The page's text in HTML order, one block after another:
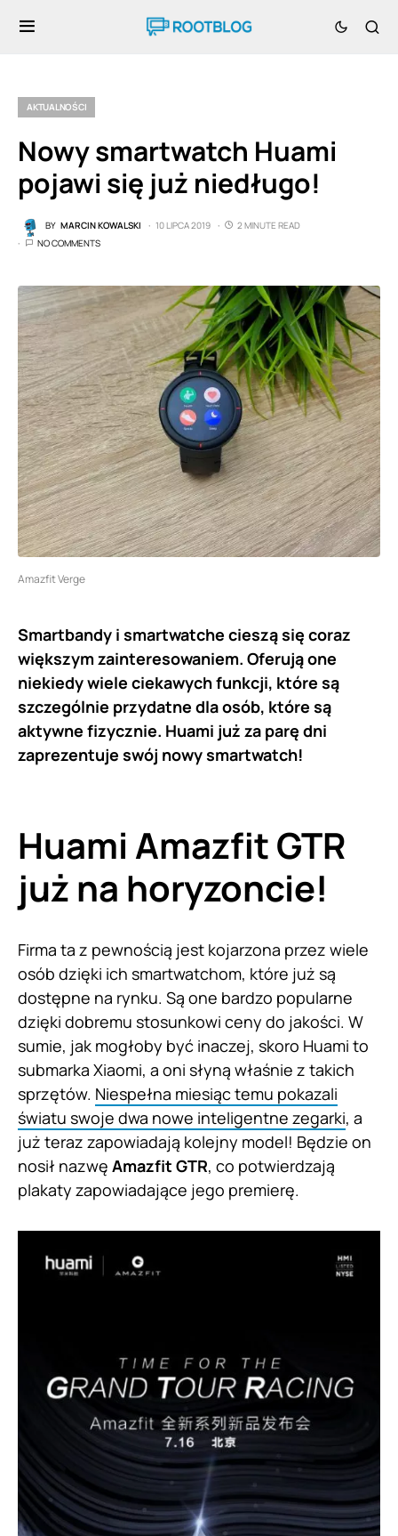
AKTUALNOŚCI
Nowy smartwatch Huami
pojawi się już niedługo!
BY MARCIN KOWALSKI 10 LIPCA 2019
2 MINUTE READ
NO COMMENTS
Amazfit Verge
Smartbandy i smartwatche cieszą się coraz
większym zainteresowaniem. Oferują one
niekiedy wiele ciekawych funkcji, które są
szczególnie przydatne dla osób, które są
aktywne fizycznie. Huami już za parę dni
zaprezentuje swój nowy smartwatch!
Huami Amazfit GTR
już na horyzoncie!
Firma ta z pewnością jest kojarzona przez wiele
osób dzięki ich smartwatchom, które już są
dostępne na rynku. Są one bardzo popularne
dzięki dobremu stosunkowi ceny do jakości. W
sumie, jak mogłoby być inaczej, skoro Huami to
submarka Xiaomi, a oni słyną właśnie z takich
sprzętów. Niespełna miesiąc temu pokazali
światu swoje dwa nowe inteligentne zegarki, a
już teraz zapowiadają kolejny model! Będzie on
nosił nazwę Amazfit GTR, co potwierdzają
plakaty zapowiadające jego premierę.